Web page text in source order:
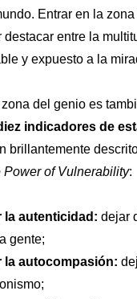
Entrar en la
entre la
y expuesto a la
del genio es
indicadores de
brillantemente
Power of Vulnerability:
la autenticidad: dejar
gente;
la autocompasión: